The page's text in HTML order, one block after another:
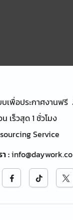
บเพื่อประกาศงานฟรี
เร็วสุด 1 ชั่วโมง
Service
:info@daywork.co